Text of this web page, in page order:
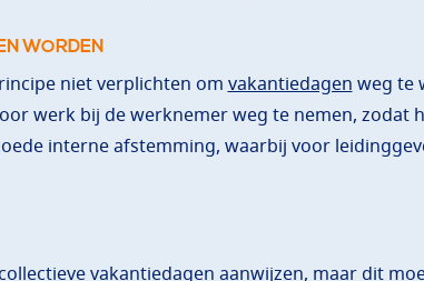
WORDEN
niet verplichten om vakantiedagen weg te
werk bij de werknemer weg te nemen, zodat
interne afstemming, waarbij voor
vakantiedagen aanwijzen, maar dit